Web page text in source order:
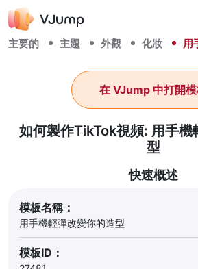
主要的 主題 外觀 化妝 用
如何製作TikTok視頻: 用手機
型
在 VJump 中打開
快速概述
模板名稱：
用手機輕彈改變你的造型
模板ID：